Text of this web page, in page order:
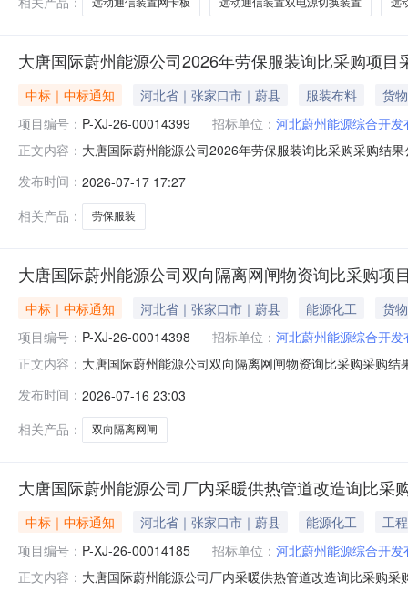
远动通信装置网卡板 远动通信装置双电源切换装置 远
大唐国际蔚州能源公司2026年劳保服装询比采购项目
中标｜中标通知 河北省｜张家口市｜蔚县 服装布料
货物
项目编号： P-XJ-26-00014399 招标单位： 河北蔚州能源综合开发
正文内容： 大唐国际蔚州能源公司2026年劳保服装询比采购采购结
及联系方式：河北蔚州能源综合开发有限公司；九、中
发布时间： 2026-07-17 17:27
相关产品：
劳保服装
大唐国际蔚州能源公司双向隔离网闸物资询比采购项
中标｜中标通知 河北省｜张家口市｜蔚县 能源化工
货物
项目编号： P-XJ-26-00014398 招标单位： 河北蔚州能源综合开发
正文内容： 大唐国际蔚州能源公司双向隔离网闸物资询比采购采购
人及联系方式：河北蔚州能源综合开发有限公司；九、
9.49
发布时间： 2026-07-16 23:03
相关产品：
双向隔离网闸
大唐国际蔚州能源公司厂内采暖供热管道改造询比采
中标｜中标通知 河北省｜张家口市｜蔚县 能源化工
工程
项目编号： P-XJ-26-00014185 招标单位： 河北蔚州能源综合开发
正文内容： 大唐国际蔚州能源公司厂内采暖供热管道改造询比采购